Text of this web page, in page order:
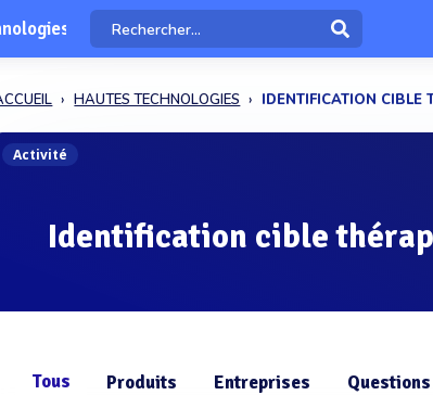
HAUTES TECHNOLOGIES IDENTIFICATION CIBLE
Activité
Identification cible
Tous Produits Entreprises Questions